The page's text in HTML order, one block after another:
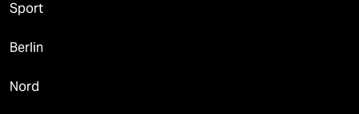
Sport
Berlin
Nord